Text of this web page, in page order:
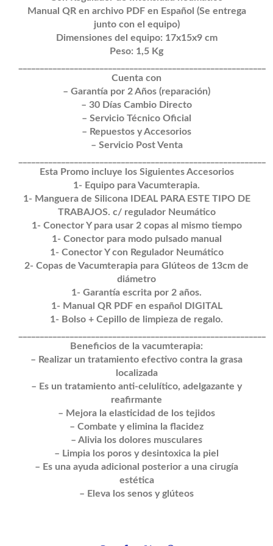
Manual QR en archivo PDF en Español (Se entrega
junto con el equipo)
Dimensiones del equipo: 17x15x9 cm
Peso: 1,5 Kg
Cuenta con
– Garantía por 2 Años (reparación)
– 30 Días Cambio Directo
– Servicio Técnico Oficial
– Repuestos y Accesorios
– Servicio Post Venta
Esta Promo incluye los Siguientes Accesorios
1- Equipo para Vacumterapia.
1- Manguera de Silicona IDEAL PARA ESTE TIPO DE
TRABAJOS. c/ regulador Neumático
1- Conector Y para usar 2 copas al mismo tiempo
1- Conector para modo pulsado manual
1- Conector Y con Regulador Neumático
2- Copas de Vacumterapia para Glúteos de 13cm de
diámetro
1- Garantía escrita por 2 años.
1- Manual QR PDF en español DIGITAL
1- Bolso + Cepillo de limpieza de regalo.
Beneficios de la vacumterapia:
– Realizar un tratamiento efectivo contra la grasa
localizada
– Es un tratamiento anti-celulítico, adelgazante y
reafirmante
– Mejora la elasticidad de los tejidos
– Combate y elimina la flacidez
– Alivia los dolores musculares
– Limpia los poros y desintoxica la piel
– Es una ayuda adicional posterior a una cirugía
estética
– Eleva los senos y glúteos